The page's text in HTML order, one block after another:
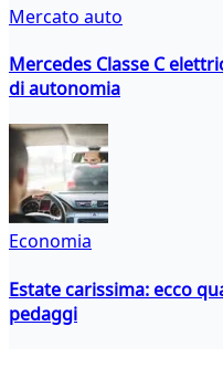
Mercato auto
Mercedes Classe C
di autonomia
Economia
Estate carissima: ecco
pedaggi